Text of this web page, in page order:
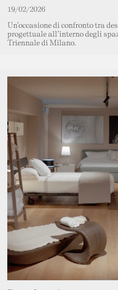
19/02/2026
Un’occasione di confronto tra
progettuale all’interno degli
Triennale di Milano.